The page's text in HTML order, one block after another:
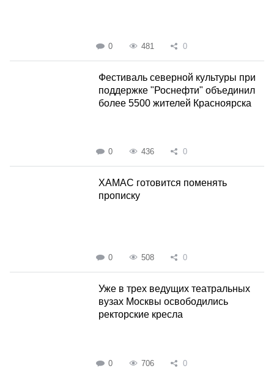
0 481 0
Фестиваль северной культуры при
поддержке "Роснефти" объединил
более 5500 жителей Красноярска
0 436 0
ХАМАС готовится поменять
прописку
0 508 0
Уже в трех ведущих театральных
вузах Москвы освободились
ректорские кресла
0 706 0